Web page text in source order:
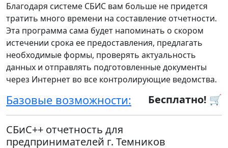
Благодаря системе СБИС вам больше не придется
тратить много времени на составление отчетности.
Эта программа сама будет напоминать о скором
истечении срока ее предоставления, предлагать
необходимые формы, проверять актуальность
данных и отправлять подготовленные документы
через Интернет во все контролирующие ведомства.
Бесплатно! 🛒
Базовые возможности:
СБиС++ отчетность для
предпринимателей г. Темников